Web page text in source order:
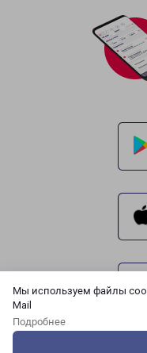
Мы используем файлы
Mail
Подробнее